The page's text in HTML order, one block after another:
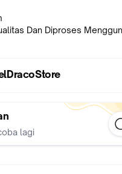
Dan Diproses
Melalui Seleksi
Prioritas Kami.
#sarungpolos
#sarungdewasa
#sarungwadimorputih
lagi